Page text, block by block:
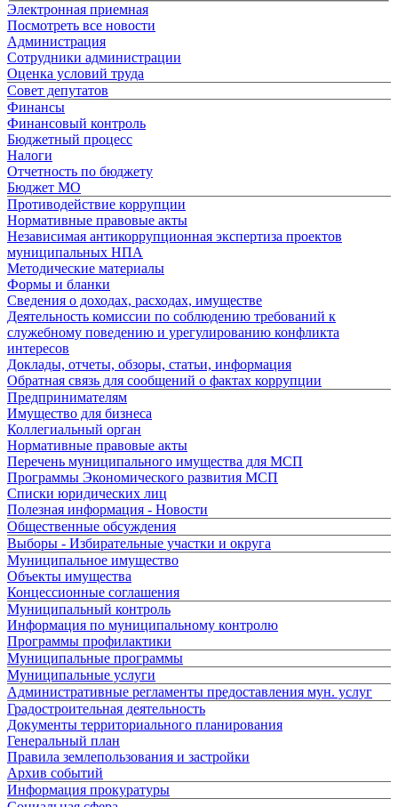
Электронная приемная
Посмотреть все новости
Администрация
Сотрудники администрации
Оценка условий труда
Совет депутатов
Финансы
Финансовый контроль
Бюджетный процесс
Налоги
Отчетность по бюджету
Бюджет МО
Противодействие коррупции
Нормативные правовые акты
Независимая антикоррупционная экспертиза проектов
муниципальных НПА
Методические материалы
Формы и бланки
Сведения о доходах, расходах, имуществе
Деятельность комиссии по соблюдению требований к
служебному поведению и урегулированию конфликта
интересов
Доклады, отчеты, обзоры, статьи, информация
Обратная связь для сообщений о фактах коррупции
Предпринимателям
Имущество для бизнеса
Коллегиальный орган
Нормативные правовые акты
Перечень муниципального имущества для МСП
Программы Экономического развития МСП
Списки юридических лиц
Полезная информация - Новости
Общественные обсуждения
Выборы - Избирательные участки и округа
Муниципальное имущество
Объекты имущества
Концессионные соглашения
Муниципальный контроль
Информация по муниципальному контролю
Программы профилактики
Муниципальные программы
Муниципальные услуги
Административные регламенты предоставления мун. услуг
Градостроительная деятельность
Документы территориального планирования
Генеральный план
Правила землепользования и застройки
Архив событий
Информация прокуратуры